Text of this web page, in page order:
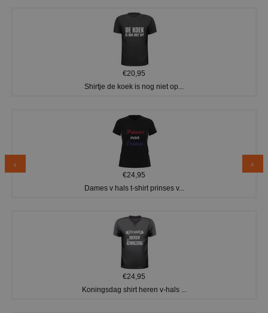
€20,95
Shirtje de koek is nog niet op...
€24,95
Dames v hals t-shirt prinses v...
€24,95
Koningsdag shirt heren v-hals ...